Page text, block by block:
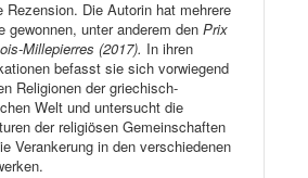
Rezension. Die Autorin hat mehrere
gewonnen, unter anderem denPrix
Millepierres (2017). In ihren
befasst sie sich vorwiegend
Religionen der griechisch-
Welt und untersucht die
der religiösen Gemeinschaften
Verankerung in den verschiedenen